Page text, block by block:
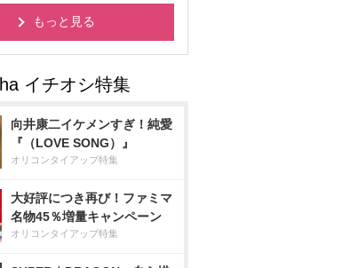
もっと見る
向井康二イケメンすぎ！純愛
『（LOVE SONG）』
オリコンタイアップ特集
大好評につき再び！ファミマ
名物45％増量キャンペーン
オリコンタイアップ特集